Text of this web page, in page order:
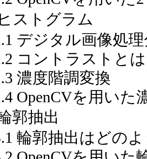
ストグラム
デジタル画像処
コントラストとは
濃度階調変換
OpenCVを用いた
郭抽出
輪郭抽出はどの